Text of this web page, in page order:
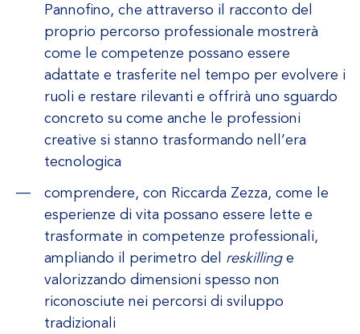
Pannofino, che attraverso il racconto del
proprio percorso professionale mostrerà
come le competenze possano essere
adattate e trasferite nel tempo per evolvere i
ruoli e restare rilevanti e offrirà uno sguardo
concreto su come anche le professioni
creative si stanno trasformando nell’era
tecnologica
comprendere, con Riccarda Zezza, come le
esperienze di vita possano essere lette e
trasformate in competenze professionali,
ampliando il perimetro del reskillinge
valorizzando dimensioni spesso non
riconosciute nei percorsi di sviluppo
tradizionali